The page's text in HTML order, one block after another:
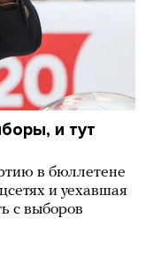
и тут
в бюллетене
и уехавшая
с выборов